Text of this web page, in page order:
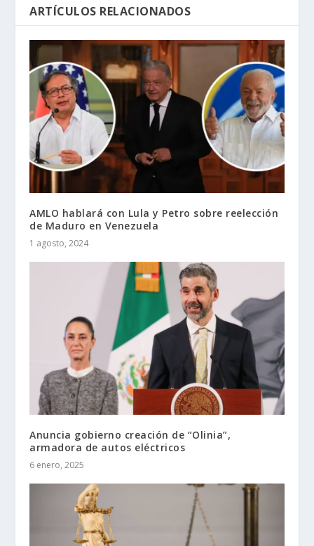
ARTÍCULOS RELACIONADOS
AMLO hablará con Lula y Petro sobre reelección
de Maduro en Venezuela
1 agosto, 2024
Anuncia gobierno creación de “Olinia”,
armadora de autos eléctricos
6 enero, 2025